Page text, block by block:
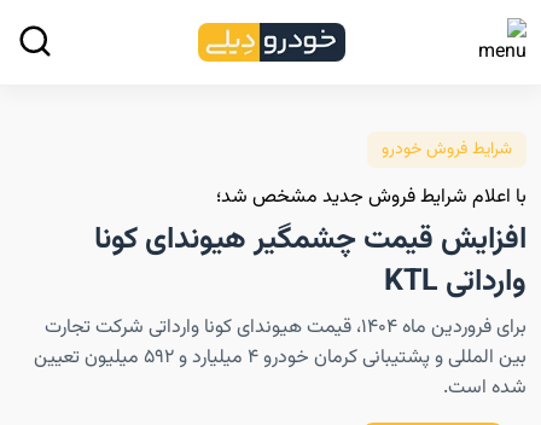
شرایط فروش خودرو
با اعلام شرایط فروش جدید مشخص شد؛
افزایش قیمت چشمگیر هیوندای کونا
وارداتی KTL
برای فروردین ماه ۱۴۰۴، قیمت هیوندای کونا وارداتی شرکت تجارت
بین المللی و پشتیبانی کرمان خودرو ۴ میلیارد و ۵۹۲ میلیون تعیین
شده است.